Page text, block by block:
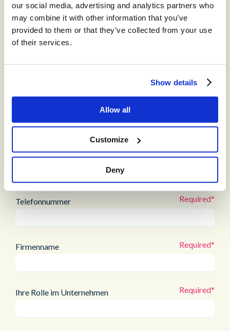
our social media, advertising and analytics partners who
may combine it with other information that you’ve
provided to them or that they’ve collected from your use
of their services.
Show details
Allow all
Customize
Deny
Vorname
E-Mail-Adresse
Telefonnummer
Firmenname
Ihre Rolle im Unternehmen